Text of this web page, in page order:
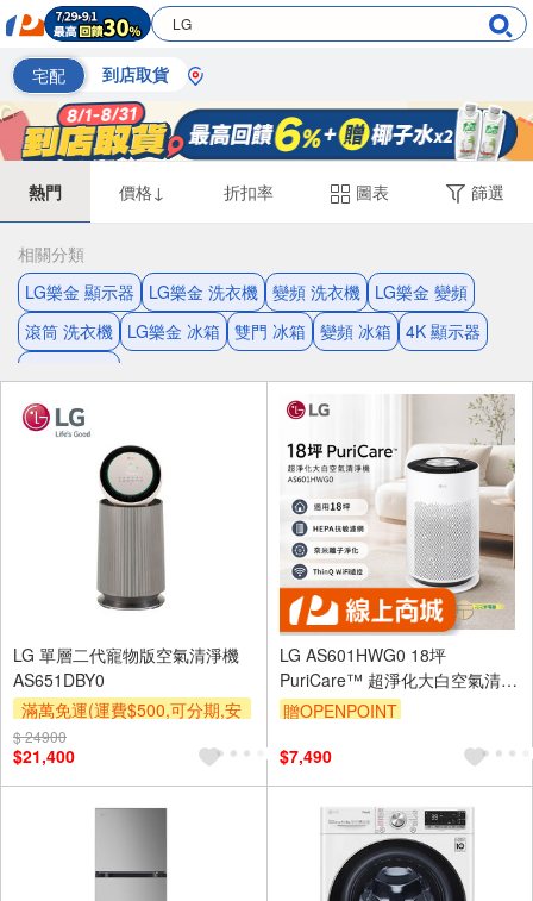
宅配 到店取貨
熱門 價格↓ 折扣率 圖表 篩選
相關分類
LG樂金 顯示器
LG樂金 洗衣機 變頻 洗衣機
LG樂金 變頻
滾筒 洗衣機
LG樂金 冰箱 雙門 冰箱 變頻 冰箱 4K 顯示器
LG 單層二代寵物版空氣清淨機
AS651DBY0
滿萬免運(運費$500,可分期,安
裝跨區費另計,單品未滿1萬元
及使用6期以上分期0利率,需付
基本安裝運費)
$ 24900
$21,400
LG AS601HWG0 18坪
PuriCare™ 超淨化大白空氣清淨
機-Hit
贈OPENPOINT
$7,490